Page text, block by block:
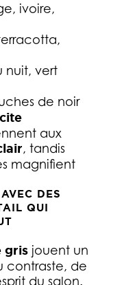
ivoire,
nuit, vert
de noir
aux
, tandis
magnifient
DES
QUI
grisjouent un
contraste, de
du salon.